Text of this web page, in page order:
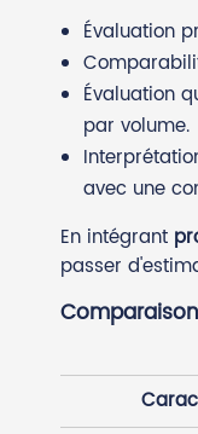
Évaluation
Évaluation
par volume.
avec une
En intégrant
passer